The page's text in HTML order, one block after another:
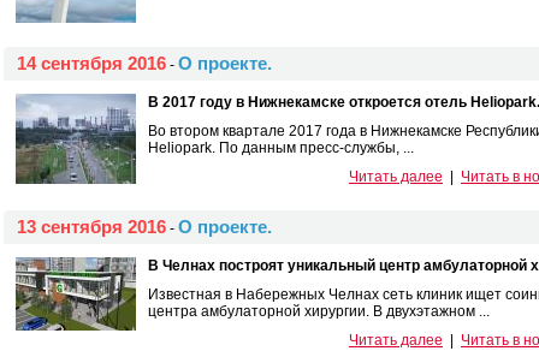
14 сентября 2016 - О проекте.
В 2017 году в Нижнекамске откроется отель Heliopark.
Во втором квартале 2017 года в Нижнекамске
Heliopark. По данным пресс-службы, ...
Читать далее
Читать в
13 сентября 2016 - О проекте.
В Челнах построят уникальный центр амбулаторной
Известная в Набережных Челнах сеть клиник ищет
центра амбулаторной хирургии. В двухэтажном ...
Читать далее
Читать в